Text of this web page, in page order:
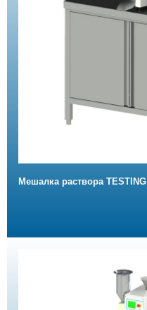
Мешалка раствора TESTING